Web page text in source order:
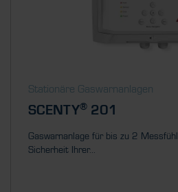
Stationäre Gaswarnanlagen
SCENTY® 201
Gaswarnanlage für bis zu 2
Sicherheit Ihrer...